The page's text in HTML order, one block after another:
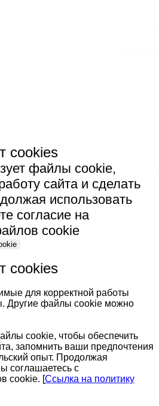
cookies
файлы cookie,
сайта и сделать
использовать
согласие на
cookie
cookies
для корректной работы
Другие файлы cookie можно
cookie, чтобы обеспечить
запомнить ваши предпочтения
опыт. Продолжая
соглашаетесь с
cookie. [Ссылка на политику